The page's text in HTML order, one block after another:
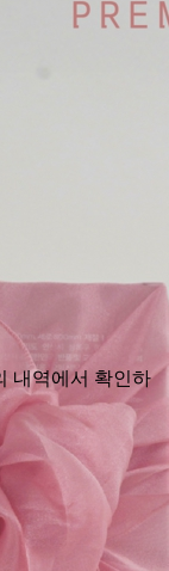
내역에서 확인하